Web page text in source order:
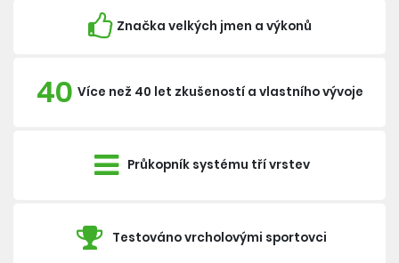
Značka velkých jmen a výkonů
40 Více než 40 let zkušeností a vlastního vývoje
Průkopník systému tří vrstev
Testováno vrcholovými sportovci